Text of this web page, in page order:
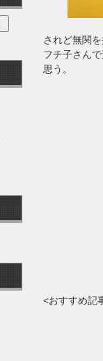
されど無関
フチ子さん
思う。
<おすすめ記